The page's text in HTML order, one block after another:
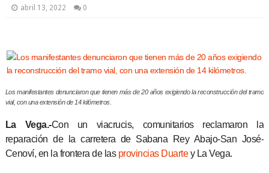
abril 13, 2022 0
Los manifestantes denunciaron que tienen más de 20 años exigiendo la reconstrucción del tramo
vial, con una extensión de 14 kilómetros.
La Vega.-Con un viacrucis, comunitarios reclamaron la
reparación de la carretera de Sabana Rey Abajo-San José-
Cenoví, en la frontera de lasprovincias Duartey La Vega.